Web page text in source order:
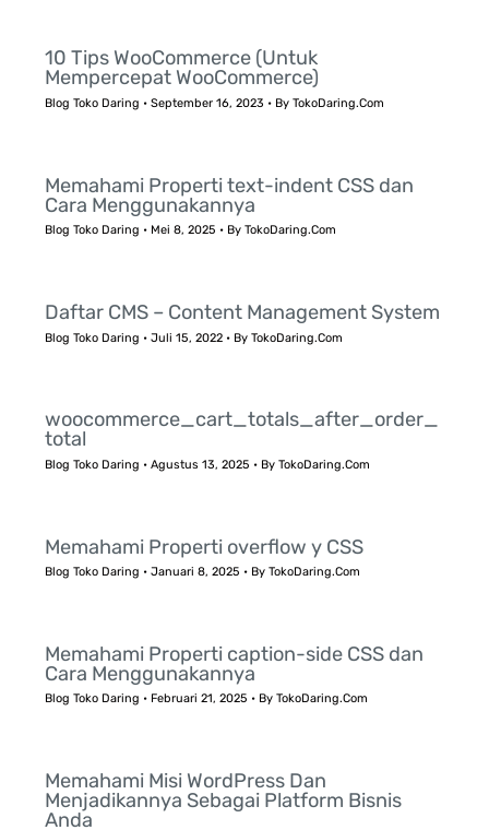
10 Tips WooCommerce (Untuk
Mempercepat WooCommerce)
Blog Toko Daring •September 16, 2023 • ByTokoDaring.Com
Memahami Properti text-indent CSS dan
Cara Menggunakannya
Blog Toko Daring • Mei 8, 2025 • ByTokoDaring.Com
Daftar CMS – Content Management System
Blog Toko Daring •Juli 15, 2022 • ByTokoDaring.Com
woocommerce_cart_totals_after_order_
total
Blog Toko Daring •Agustus 13, 2025 • ByTokoDaring.Com
Memahami Properti overflow y CSS
Blog Toko Daring •Januari 8, 2025 • ByTokoDaring.Com
Memahami Properti caption-side CSS dan
Cara Menggunakannya
Blog Toko Daring • Februari 21, 2025 • ByTokoDaring.Com
Memahami Misi WordPress Dan
Menjadikannya Sebagai Platform Bisnis
Anda